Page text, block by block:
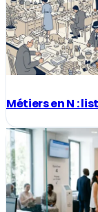
Métiers en N :